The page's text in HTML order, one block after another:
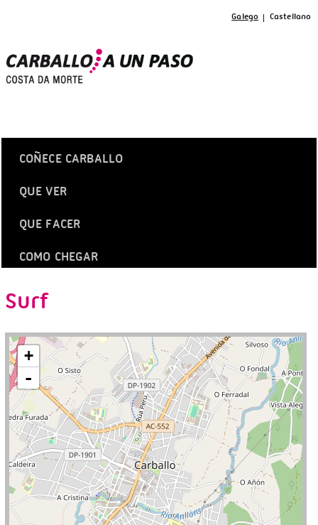
Galego Castellano
COÑECE CARBALLO
QUE VER
QUE FACER
COMO CHEGAR
Surf
+
-